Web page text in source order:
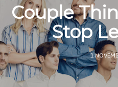
Couple
Stop
1